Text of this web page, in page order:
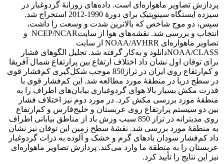
پردازش تصاویر ماهواره‌ای است. داده‌های روزانۀ گردوغبار در
سیزده ایستگاه سینوپتیک برای دورۀ 1990-2012 استخراج شد.
سپس، دو موج شاخص که بالاترین شدت و وسعت را داشت،
انتخاب و بررسی شد. نقشه‌های هوا از سایتNCEP/NCAR و
تصاویر ماهواره‌ای NOAA/AVHRR از سایت
NOAA/CLASSدانلود و به‌کار گرفته شد. تحلیل الگوهای فشار
برای توفان اول نشان داد اختلاف ارتفاع بین پرارتفاع شمال آفریقا
و کم‌ارتفاع روی ایران در تراز850 موجب شکل‌گیری کم‌فشار قوی
در سطح دریا در منطقۀ مورد مطالعه شد. این کم‌فشار قوی با
قدرت مکش بسیار بالا هوای گردوغباری بیابان‌های اطراف را به
منطقۀ مورد بررسی مکش کرد. در مورد دوم نیز اختلاف فشار
بین دو سیستم پرارتفاع روی عربستان و خلیج‌فارس و کم‌ارتفاع
روی مدیترانه در تراز 850 سبب وزش باد از مناطق بیابانی اطراف
به منطقۀ مورد بررسی شد. نقشۀ سطح زمین این توفان نیز نشان
داد کم‌فشار سودان بادهای گرم و خشک و آلوده به ذرات گردوغبار
عربستان را به منطقة ما وارد می‌کند. پردازش تصاویر ماهواره‌ای
نیز این نتایج را تأیید کرد.